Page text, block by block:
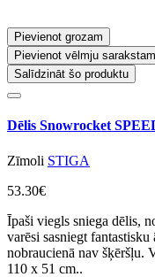
Pievienot grozam
Pievienot vēlmju sarakstam
Salīdzināt šo produktu
Dēlis Snowrocket
Zīmoli STIGA
53.30€
Īpaši viegls sniega dēlis,
varēsi sasniegt
nobraucienā nav šķēršļu.
110 x 51 cm..